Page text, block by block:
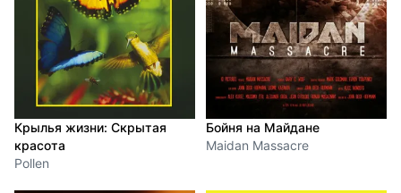
Крылья жизни: Скрытая
красота
Pollen
Бойня на Майдане
Maidan Massacre